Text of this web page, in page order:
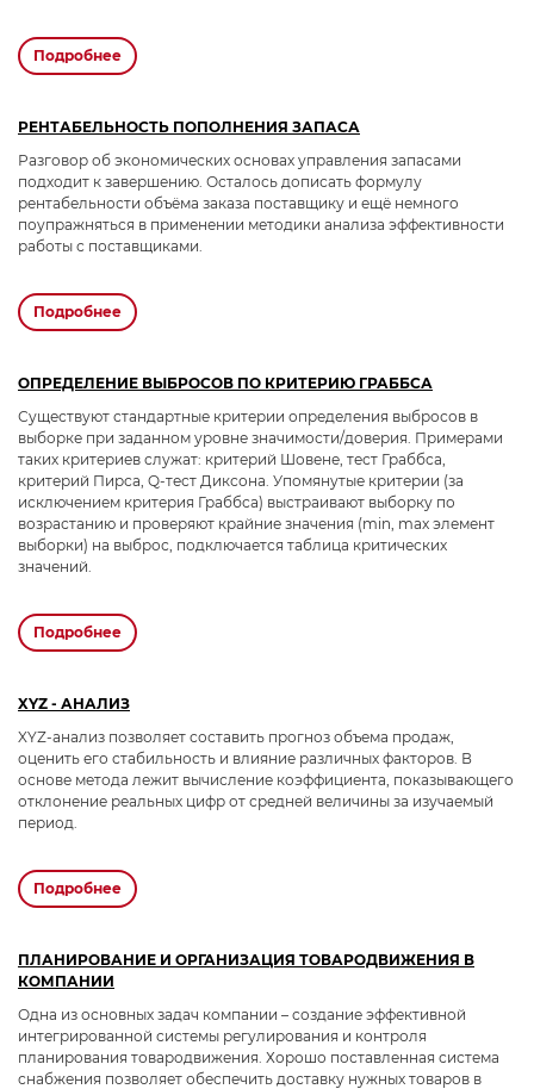
подробнее
РЕНТАБЕЛЬНОСТЬ ПОПОЛНЕНИЯ ЗАПАСА
Разговор об экономических основах управления запасами
подходит к завершению. Осталось дописать формулу
рентабельности объёма заказа поставщику и ещё немного
поупражняться в применении методики анализа эффективности
работы с поставщиками.
подробнее
ОПРЕДЕЛЕНИЕ ВЫБРОСОВ ПО КРИТЕРИЮ ГРАББСА
Существуют стандартные критерии определения выбросов в
выборке при заданном уровне значимости/доверия. Примерами
таких критериев служат: критерий Шовене, тест Граббса,
критерий Пирса, Q-тест Диксона. Упомянутые критерии (за
исключением критерия Граббса) выстраивают выборку по
возрастанию и проверяют крайние значения (min, max элемент
выборки) на выброс, подключается таблица критических
значений.
подробнее
XYZ - АНАЛИЗ
XYZ-анализ позволяет составить прогноз объема продаж,
оценить его стабильность и влияние различных факторов. В
основе метода лежит вычисление коэффициента, показывающего
отклонение реальных цифр от средней величины за изучаемый
период.
подробнее
ПЛАНИРОВАНИЕ И ОРГАНИЗАЦИЯ ТОВАРОДВИЖЕНИЯ В
КОМПАНИИ
Одна из основных задач компании – создание эффективной
интегрированной системы регулирования и контроля
планирования товародвижения. Хорошо поставленная система
снабжения позволяет обеспечить доставку нужных товаров в
обязательно